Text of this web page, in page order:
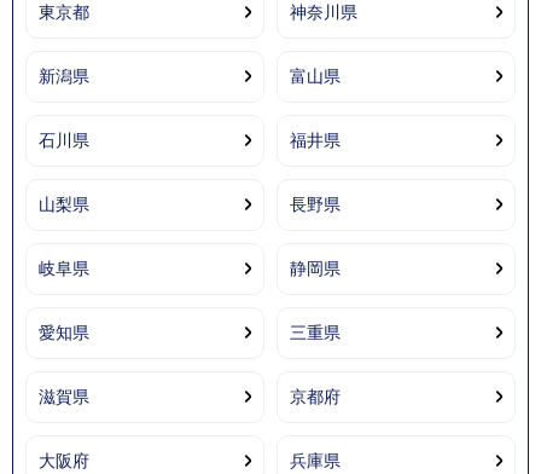
東京都 神奈川県
新潟県 富山県
石川県 福井県
山梨県 長野県
岐阜県 静岡県
愛知県 三重県
滋賀県 京都府
大阪府 兵庫県